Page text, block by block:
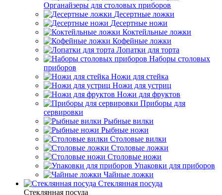
Органайзеры для столовых приборов
Десертные ложки
Десертные ножи
Коктейльные ложки
Кофейные ложки
Лопатки для торта
Наборы столовых
приборов
Ножи для стейка
Ножи для устриц
Ножи для фруктов
Приборы для
сервировки
Рыбные вилки
Рыбные ножи
Столовые вилки
Столовые ложки
Столовые ножи
Упаковки для приборов
Чайные ложки
Стеклянная посуда
Стеклянная посуда